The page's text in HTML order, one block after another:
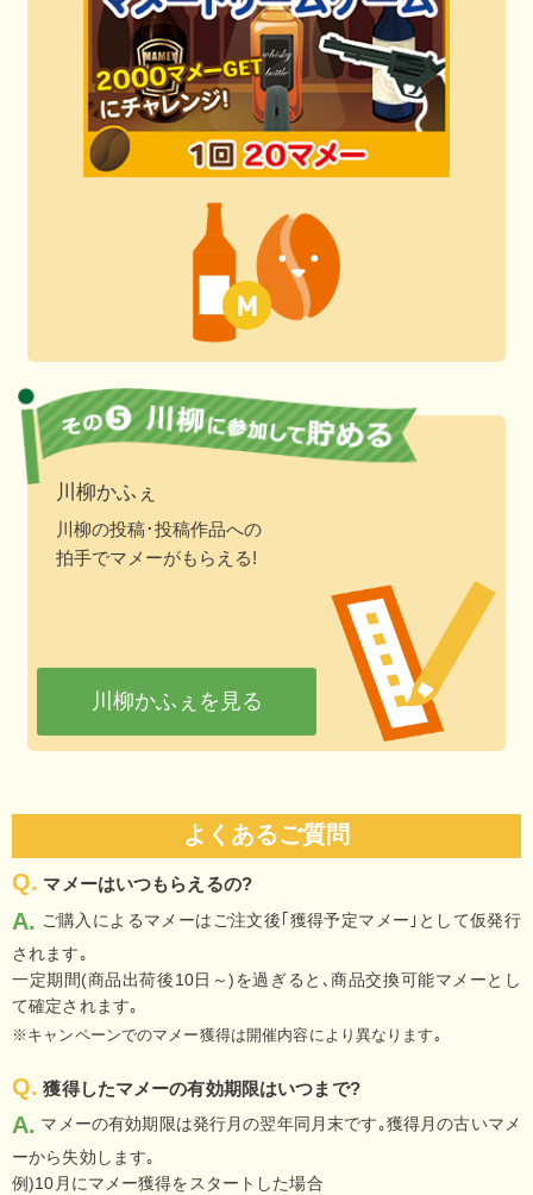
川柳かふぇ
川柳の投稿･投稿作品への
拍手でマメーがもらえる!
川柳かふぇを見る
よくあるご質問
Q. マメーはいつもらえるの?
A. ご購入によるマメーはご注文後｢獲得予定マメー｣として仮発行
されます｡
一定期間(商品出荷後10日～)を過ぎると､商品交換可能マメーとし
て確定されます｡
※キャンペーンでのマメー獲得は開催内容により異なります｡
Q. 獲得したマメーの有効期限はいつまで?
A. マメーの有効期限は発行月の翌年同月末です｡獲得月の古いマメ
ーから失効します｡
例)10月にマメー獲得をスタートした場合